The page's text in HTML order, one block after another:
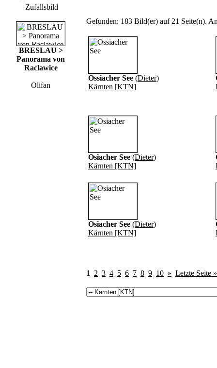
Zufallsbild
BRESLAU >
Panorama von
Raclawice
Olifan
Gefunden: 183 Bild(er) auf 21 Seite(n).
Ossiacher See (Dieter)
Kärnten [KTN]
Osiacher See (Dieter)
Kärnten [KTN]
Osiacher See (Dieter)
Kärnten [KTN]
1 2 3 4 5 6 7 8 9 10 » Letzte Seite »